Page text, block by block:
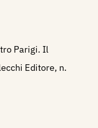
Parigi. Il
Editore, n.